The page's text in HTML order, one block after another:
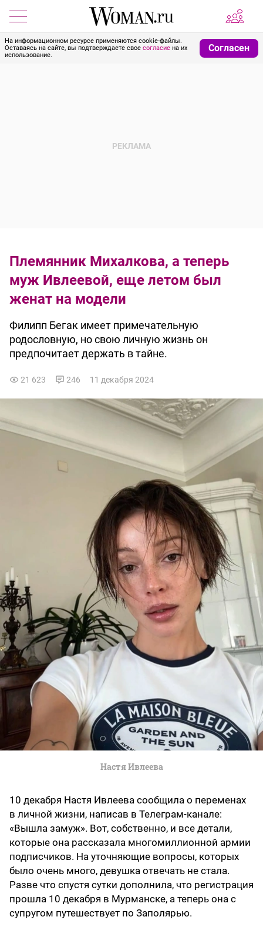
На информационном ресурсе применяются cookie-файлы.
Оставаясь на сайте, вы подтверждаете свое согласие на их
использование.
Согласен
Племянник Михалкова, а теперь
муж Ивлеевой, еще летом был
женат на модели
Филипп Бегак имеет примечательную
родословную, но свою личную жизнь он
предпочитает держать в тайне.
21 623 246 11 декабря 2024
Настя Ивлеева
10 декабря Настя Ивлеева сообщила о переменах
в личной жизни, написав в Телеграм-канале:
«Вышла замуж». Вот, собственно, и все детали,
которые она рассказала многомиллионной армии
подписчиков. На уточняющие вопросы, которых
было очень много, девушка отвечать не стала.
Разве что спустя сутки дополнила, что регистрация
прошла 10 декабря в Мурманске, а теперь она с
супругом путешествует по Заполярью.